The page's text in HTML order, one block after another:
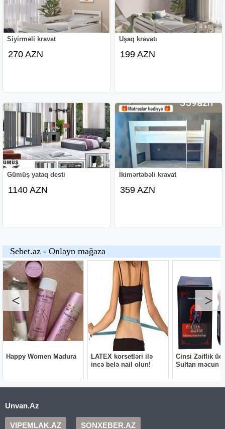
Siyirməli kravat
270 AZN
Uşaq kravatı
199 AZN
Gümüş yataq desti
1140 AZN
İkimərtəbəli kravat
359 AZN
Unvan.Az
VIPEMLAK.AZ SONXEBER.AZ